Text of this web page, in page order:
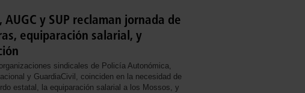
AUGC y SUP reclaman jornada de
equiparación salarial, y
sindicales de Policía Autonómica,
y GuardiaCivil, coinciden en la necesidad de
estatal, la equiparación salarial a los Mossos, y